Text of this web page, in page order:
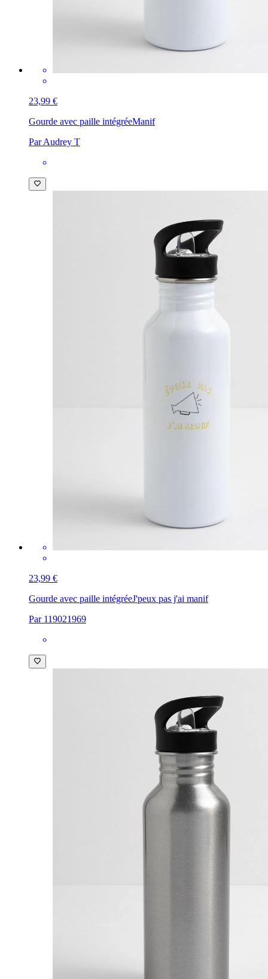
23,99 €
Gourde avec paille intégréeManif
Par Audrey T
23,99 €
Gourde avec paille intégréeJ'peux pas j'ai manif
Par 119021969